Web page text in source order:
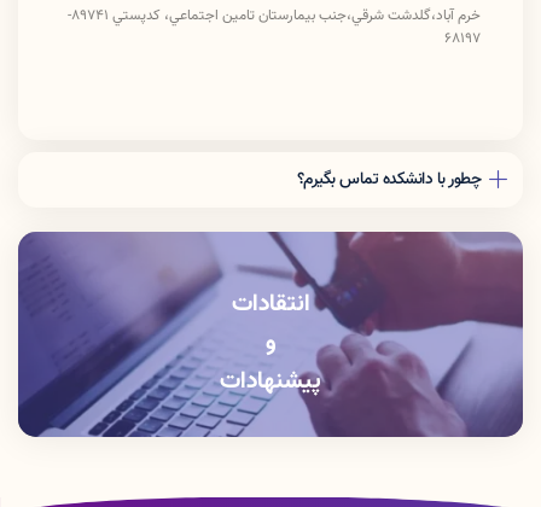
خرم آباد،گلدشت شرقي،جنب بيمارستان تامين اجتماعي، كدپستي 89741-
68197
چطور با دانشکده تماس بگیرم؟
آموزش دانشكده: 06633412309
انتقادات
و
پیشنهادات